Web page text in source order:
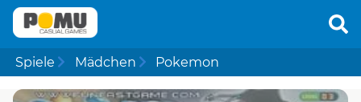
Spiele Mädchen Pokemon